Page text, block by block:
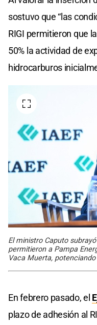
sostuvo que “las
RIGI permitieron que
50% la actividad de
hidrocarburos
El ministro Caputo
permitieron a Pampa
Vaca Muerta,
En febrero pasado, el
plazo de adhesión al